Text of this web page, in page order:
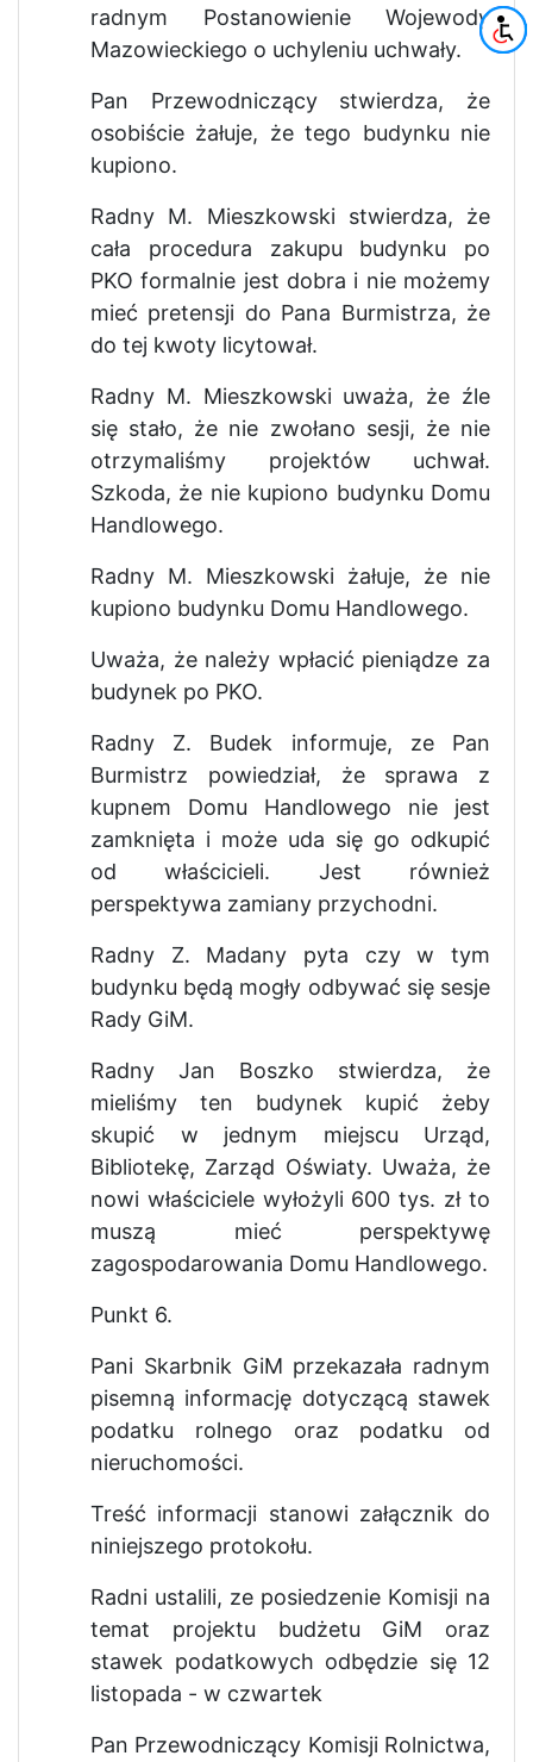
radnym Postanowienie Wojewody
Mazowieckiego o uchyleniu uchwały.
Pan Przewodniczący stwierdza, że
osobiście żałuje, że tego budynku nie
kupiono.
Radny M. Mieszkowski stwierdza, że
cała procedura zakupu budynku po
PKO formalnie jest dobra i nie możemy
mieć pretensji do Pana Burmistrza, że
do tej kwoty licytował.
Radny M. Mieszkowski uważa, że źle
się stało, że nie zwołano sesji, że nie
otrzymaliśmy projektów uchwał.
Szkoda, że nie kupiono budynku Domu
Handlowego.
Radny M. Mieszkowski żałuje, że nie
kupiono budynku Domu Handlowego.
Uważa, że należy wpłacić pieniądze za
budynek po PKO.
Radny Z. Budek informuje, ze Pan
Burmistrz powiedział, że sprawa z
kupnem Domu Handlowego nie jest
zamknięta i może uda się go odkupić
od właścicieli. Jest również
perspektywa zamiany przychodni.
Radny Z. Madany pyta czy w tym
budynku będą mogły odbywać się sesje
Rady GiM.
Radny Jan Boszko stwierdza, że
mieliśmy ten budynek kupić żeby
skupić w jednym miejscu Urząd,
Bibliotekę, Zarząd Oświaty. Uważa, że
nowi właściciele wyłożyli 600 tys. zł to
muszą mieć perspektywę
zagospodarowania Domu Handlowego.
Punkt 6.
Pani Skarbnik GiM przekazała radnym
pisemną informację dotyczącą stawek
podatku rolnego oraz podatku od
nieruchomości.
Treść informacji stanowi załącznik do
niniejszego protokołu.
Radni ustalili, ze posiedzenie Komisji na
temat projektu budżetu GiM oraz
stawek podatkowych odbędzie się 12
listopada - w czwartek
Pan Przewodniczący Komisji Rolnictwa,